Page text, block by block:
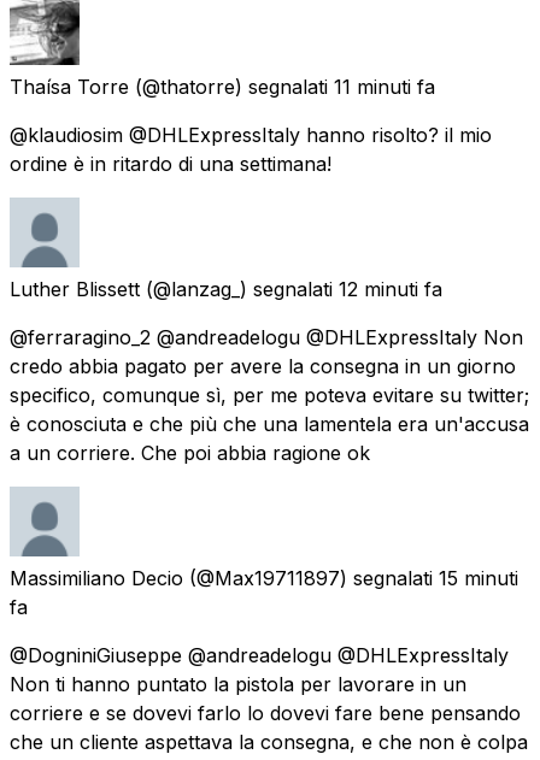
Thaísa Torre (@thatorre) segnalati 11 minuti fa
@klaudiosim @DHLExpressItaly hanno risolto? il mio
ordine è in ritardo di una settimana!
Luther Blissett (@lanzag_) segnalati 12 minuti fa
@ferraragino_2 @andreadelogu @DHLExpressItaly Non
credo abbia pagato per avere la consegna in un giorno
specifico, comunque sì, per me poteva evitare su twitter;
è conosciuta e che più che una lamentela era un'accusa
a un corriere. Che poi abbia ragione ok
Massimiliano Decio (@Max19711897) segnalati 15 minuti
fa
@DogniniGiuseppe @andreadelogu @DHLExpressItaly
Non ti hanno puntato la pistola per lavorare in un
corriere e se dovevi farlo lo dovevi fare bene pensando
che un cliente aspettava la consegna, e che non è colpa